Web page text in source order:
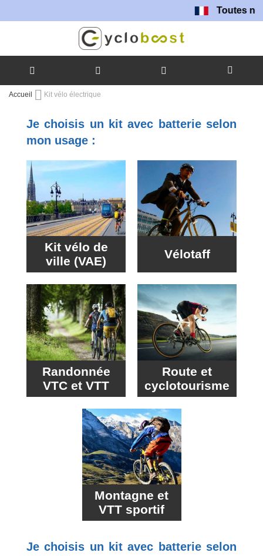
Toutes nos
Allez
Accueil Kit vélo électrique
Je choisis un kit avec batterie selon
mon usage :
Kit vélo de
ville (VAE)
Vélotaff
Randonnée
VTC et VTT
Route et
cyclotourisme
Montagne et
VTT sportif
Je choisis un kit avec batterie selon